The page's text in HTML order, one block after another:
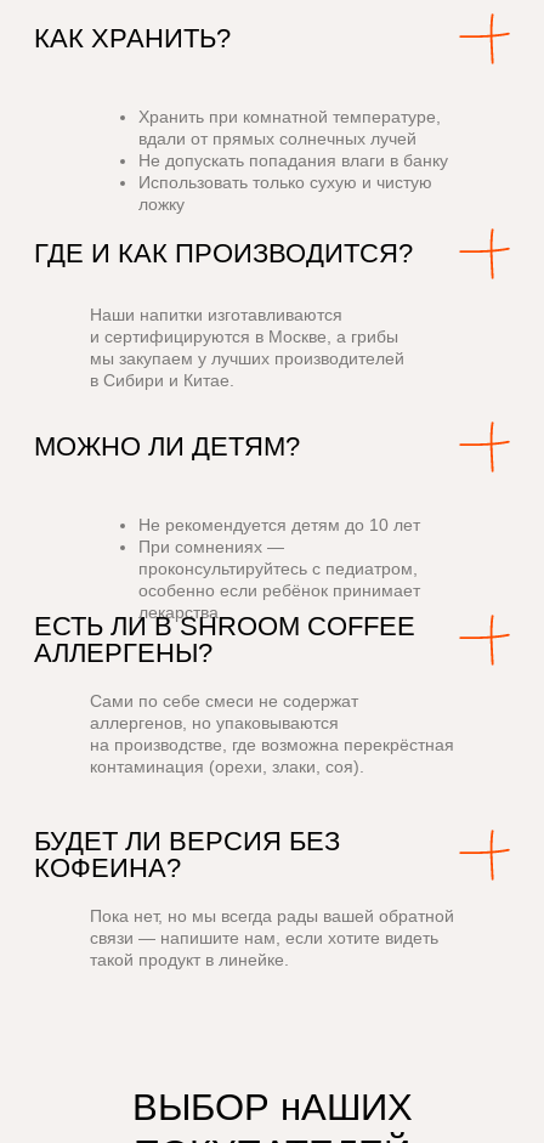
Хранить при комнатной температуре,
вдали от прямых солнечных лучей
Не допускать попадания влаги в банку
Использовать только сухую и чистую
ложку
Наши напитки изготавливаются
и сертифицируются в Москве, а грибы
мы закупаем у лучших производителей
в Сибири и Китае.
Не рекомендуется детям до 10 лет
При сомнениях —
проконсультируйтесь с педиатром,
особенно если ребёнок принимает
лекарства
Сами по себе смеси не содержат
аллергенов, но упаковываются
на производстве, где возможна перекрёстная
контаминация (орехи, злаки, соя).
Пока нет, но мы всегда рады вашей обратной
связи — напишите нам, если хотите видеть
такой продукт в линейке.